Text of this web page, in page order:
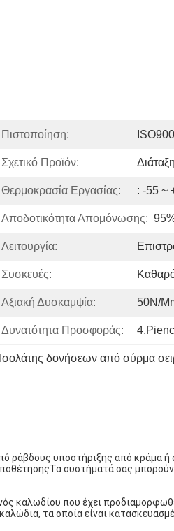
Πιστοποίηση:
Σχετικό Προϊόν:
Θερμοκρασία Εργασίας: : -55 ~
Αποδοτικότητα Απομόνωσης:
Λειτουργία:
Συσκευές:
Αξιακή Δυσκαμψία: 50N/
Δυνατότητα Προσφοράς:
Ισολάτης δονήσεων από σύρμα
υποστήριξης από κράμα ή
συστήματά σας μπορούν
καλωδίου που έχει
τα οποία είναι